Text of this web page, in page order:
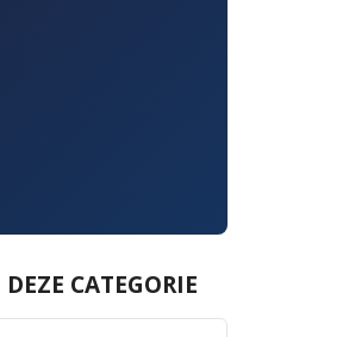
CATEGORIE